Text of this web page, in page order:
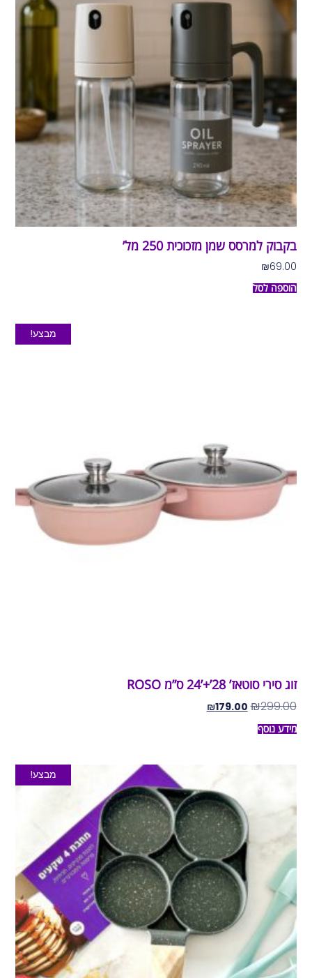
בקבוק למרסס שמן מזכוכית 250 מל’
₪69.00
הוספה לסל
מבצע!
זוג סירי סוטאז’ 28’+’24 ס”מ ROSO
₪299.00
₪179.00
מידע נוסף
מבצע!